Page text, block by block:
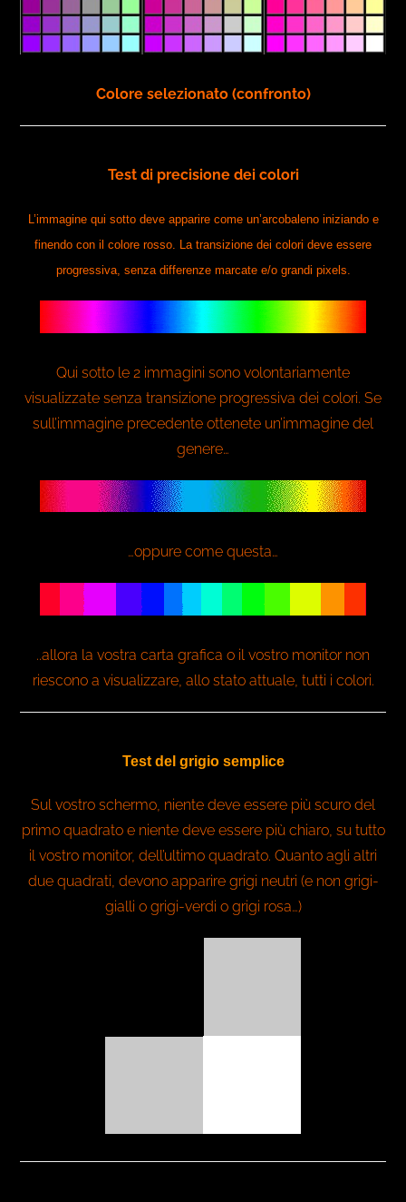
Colore selezionato (confronto)
Test di precisione dei colori
L’immagine qui sotto deve apparire come un’arcobaleno iniziando e
finendo con il colore rosso. La transizione dei colori deve essere
progressiva, senza differenze marcate e/o grandi pixels.
Qui sotto le 2 immagini sono volontariamente
visualizzate senza transizione progressiva dei colori. Se
sull’immagine precedente ottenete un’immagine del
genere…
…oppure come questa…
..allora la vostra carta grafica o il vostro monitor non
riescono a visualizzare, allo stato attuale, tutti i colori.
Test del grigio semplice
Sul vostro schermo, niente deve essere più scuro del
primo quadrato e niente deve essere più chiaro, su tutto
il vostro monitor, dell’ultimo quadrato. Quanto agli altri
due quadrati, devono apparire grigi neutri (e non grigi-
gialli o grigi-verdi o grigi rosa…)